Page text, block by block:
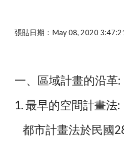
張貼日期：May 08, 2020
一、區域計畫的沿革:
1. 最早的空間計畫法:
    都市計畫法於民國28年制訂，國家公